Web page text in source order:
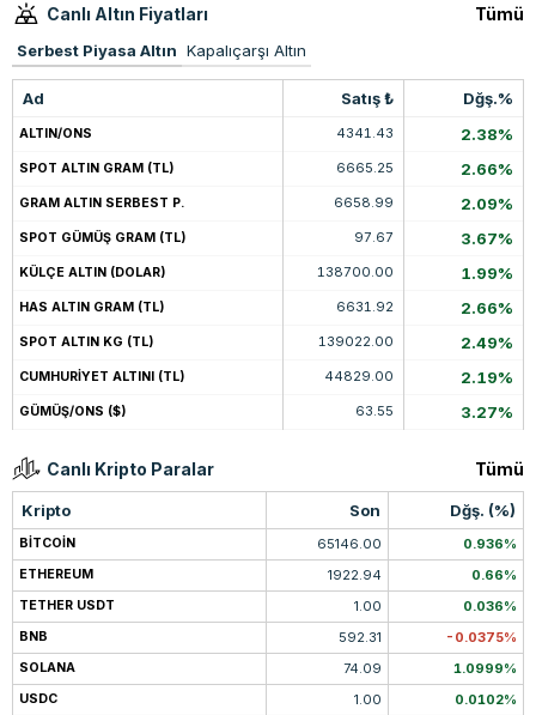
Canlı Altın Fiyatları Tümü
Serbest Piyasa Altın Kapalıçarşı Altın
Ad Satış ₺ Dğş.%
ALTIN/ONS 4341.43 2.38%
SPOT ALTIN GRAM (TL) 6665.25 2.66%
GRAM ALTIN SERBEST P. 6658.99 2.09%
SPOT GÜMÜŞ GRAM (TL) 97.67 3.67%
KÜLÇE ALTIN (DOLAR) 138700.00 1.99%
HAS ALTIN GRAM (TL) 6631.92 2.66%
SPOT ALTIN KG (TL) 139022.00 2.49%
CUMHURİYET ALTINI (TL) 44829.00 2.19%
GÜMÜŞ/ONS ($) 63.55 3.27%
Canlı Kripto Paralar Tümü
Kripto Son Dğş. (%)
BITCOIN 65146.00 0.936%
ETHEREUM 1922.94 0.66%
TETHER USDT 1.00 0.036%
BNB 592.31 -0.0375%
SOLANA 74.09 1.0999%
USDC 1.00 0.0102%